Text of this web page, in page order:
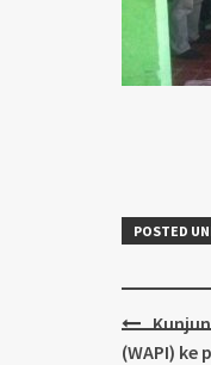
POSTED
Post
(WAPI) ke